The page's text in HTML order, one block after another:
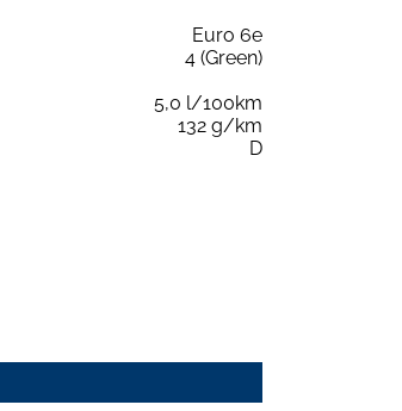
Euro 6e
4 (Green)
5,0 l/100km
132 g/km
D